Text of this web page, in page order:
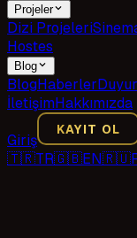
Projeler
Dizi Projeleri
Hostes
Blog
BlogHaberler
İletişimHakkımızda
Giriş
KAYIT OL
🇹🇷TR🇬🇧EN🇷🇺